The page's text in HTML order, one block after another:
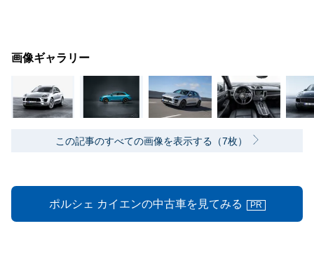
画像ギャラリー
この記事のすべての画像を表示する（7枚）
ポルシェ カイエンの中古車を見てみる PR